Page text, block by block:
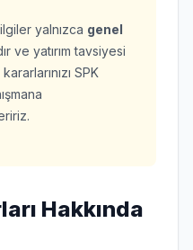
yalnızca genel
ve yatırım tavsiyesi
SPK
Hakkında